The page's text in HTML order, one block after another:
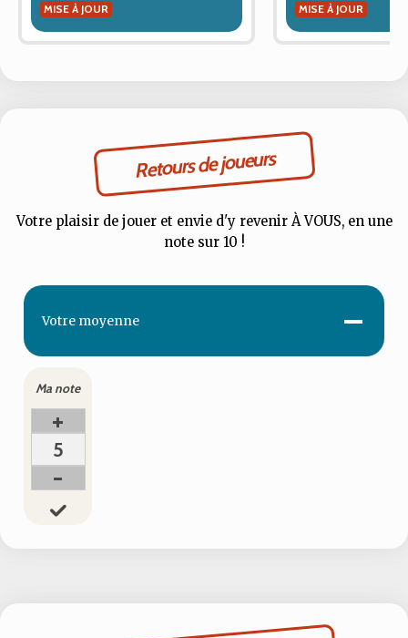
MISE À JOUR MISE À JOUR
Retours de joueurs
Votre plaisir de jouer et envie d'y revenir À VOUS, en une
note sur 10 !
Votre moyenne -
Ma note
+
5
-